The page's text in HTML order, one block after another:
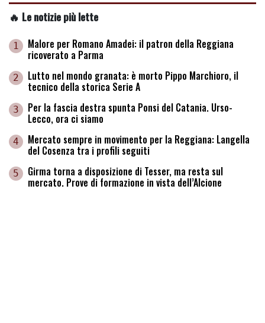
🔥 Le notizie più lette
1 Malore per Romano Amadei: il patron della Reggiana
ricoverato a Parma
2 Lutto nel mondo granata: è morto Pippo Marchioro, il
tecnico della storica Serie A
3 Per la fascia destra spunta Ponsi del Catania. Urso-
Lecco, ora ci siamo
4 Mercato sempre in movimento per la Reggiana: Langella
del Cosenza tra i profili seguiti
5 Girma torna a disposizione di Tesser, ma resta sul
mercato. Prove di formazione in vista dell’Alcione